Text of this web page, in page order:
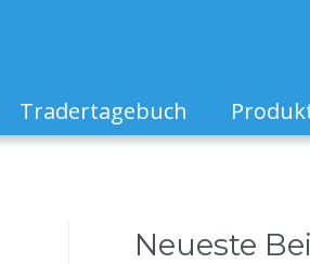
Tradertagebuch
Neueste